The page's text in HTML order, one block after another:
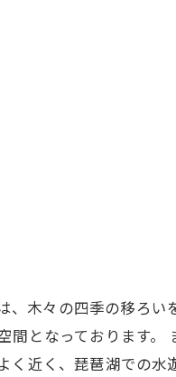
、木々の四季の移ろ
間となっております。
く近く、琵琶湖での水